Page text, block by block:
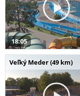
18:05
Veľký Meder (49 km)